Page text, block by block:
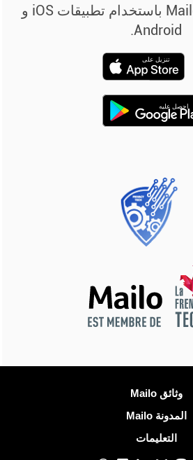
Mailo باستخدام تطبيقات iOS و
Android.
تنزيل على
احصل عليه
وثائق Mailo
المدونة Mailo
التعليمات